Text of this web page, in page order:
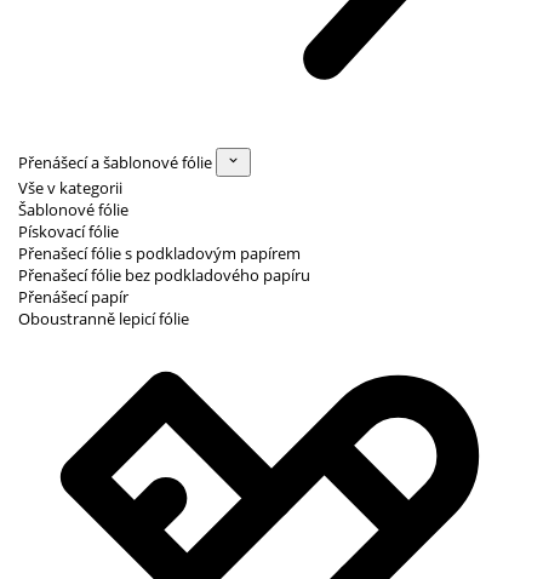
Přenášecí a šablonové fólie
Vše v kategorii
Šablonové fólie
Pískovací fólie
Přenašecí fólie s podkladovým papírem
Přenašecí fólie bez podkladového papíru
Přenášecí papír
Oboustranně lepicí fólie